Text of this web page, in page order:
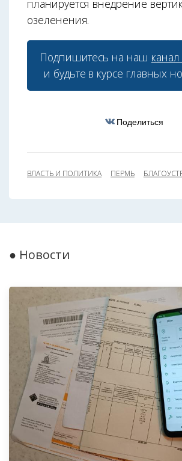
планируется внедрение
озеленения.
Подпишитесь на наш
и будьте в курсе главных
Поделиться
ВЛАСТЬ И ПОЛИТИКА ПЕРМЬ
● Новости